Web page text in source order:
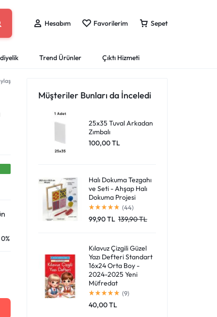
Hesabım
Giriş Yap
Favori Ürünlerim
Sipariş Takibi
Favorilerim Sepet
Çantan boş
Harika fırsatları kaçırmayın! Alışverişe başlayın
veya eklenen ürünleri görüntülemek için oturum
Mağazadaki Yenilikler
Ofis Kırtasiye
Tahta Kalemi ve Silgileri
Mürekkepler ve Kartuşlar
Masaüstü Organizlerler
Sprey Boyalar
Resim Kalemleri
Mataralar
Puzzle Yap-Boz
Boyama Kitapları
Trend Ürünler Çıktı Hizmeti
0%
Müşteriler Bunları da İnceledi
25x35 Tuval Arkadan
Zımbalı
100,00TL
Halı Dokuma Tezgahı
ve Seti - Ahşap Halı
Dokuma Projesi
(44)
99,90TL 139,90TL
Kılavuz Çizgili Güzel
Yazı Defteri Standart
16x24 Orta Boy -
2024-2025 Yeni
Müfredat
(9)
40,00TL